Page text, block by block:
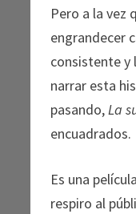
Pero a la vez
engrandecer
consistente y
narrar esta
pasando,La
encuadrados.
Es una
respiro al